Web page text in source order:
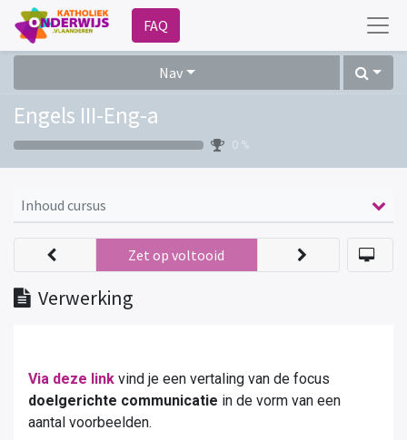
FAQ
Nav
Engels III-Eng-a
0 %
Inhoud cursus
Verwerking
Zet op voltooid
Via deze link vind je een vertaling van de focus
doelgerichte communicatie in de vorm van een
aantal voorbeelden.